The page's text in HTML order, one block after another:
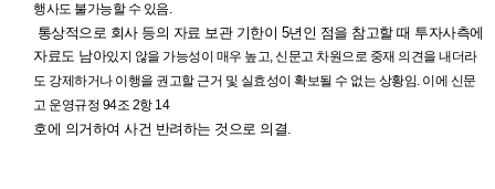
행사도 불가능할 수 있음.
통상적으로 회사 등의 자료 보관 기한이 5년인 점을 참고할 때 투자사측에
자료도 남아있지 않을 가능성이 매우 높고, 신문고 차원으로 중재 의견을 내더라
도 강제하거나 이행을 권고할 근거 및 실효성이 확보될 수 없는 상황임. 이에 신문
고 운영규정 94조 2항 14
호에 의거하여 사건 반려하는 것으로 의결.